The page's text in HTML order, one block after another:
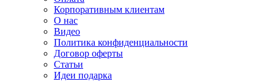
Корпоративным клиентам
О нас
Видео
Политика конфиденциальности
Договор оферты
Статьи
Идеи подарка